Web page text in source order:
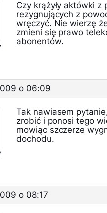
Czy krążyły aktówki z
rezygnujących z
wręczyć. Nie wierzę
zmieni się prawo
abonentów.
o 06:09
Tak nawiasem
zrobić i ponosi tego
mowiąc szczerze
dochodu.
o 08:17